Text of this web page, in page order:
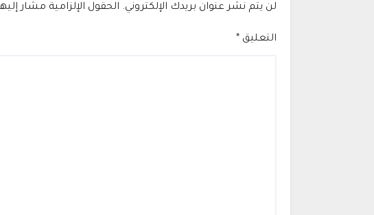
لن يتم نشر عنوان بريدك الإلكتروني. الحقول الإلزامية مشار
التعليق *